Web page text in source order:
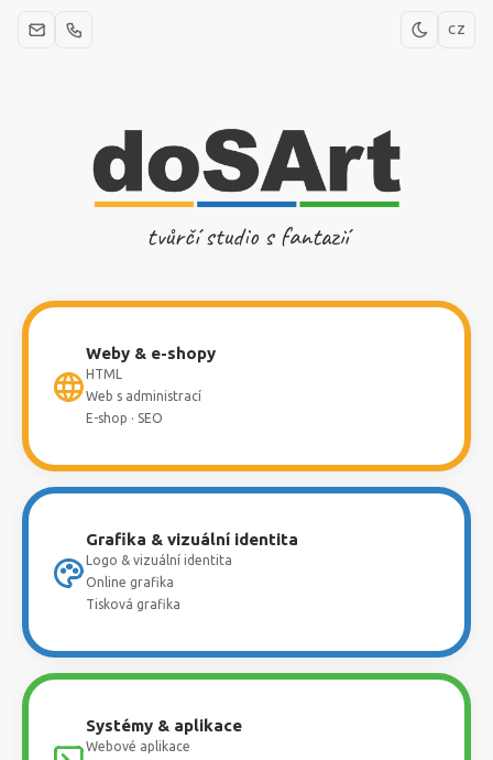
CZ
tvůrčí studio s fantazií
Weby & e-shopy
HTML
Web s administrací
E-shop · SEO
Grafika & vizuální identita
Logo & vizuální identita
Online grafika
Tisková grafika
Systémy & aplikace
Webové aplikace